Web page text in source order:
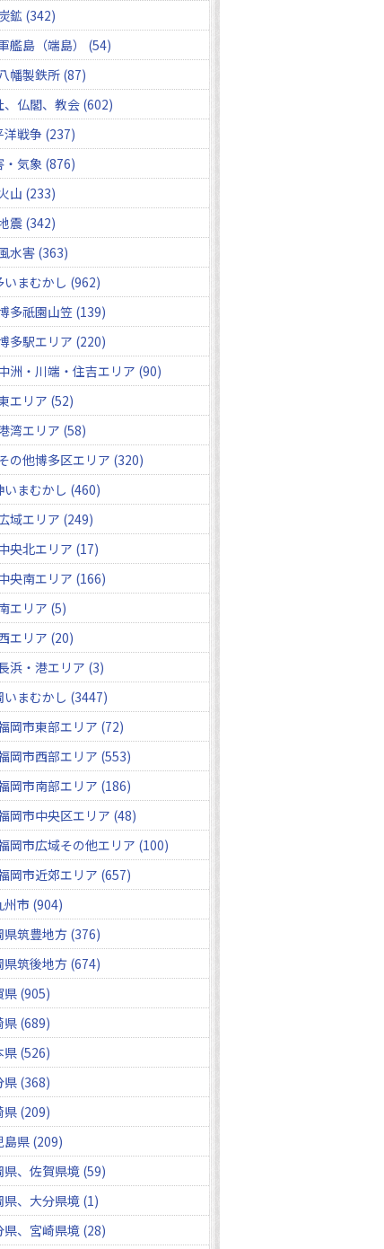
鉱 (342)
艦島（端島） (54)
幡製鉄所 (87)
、仏閣、教会 (602)
洋戦争 (237)
・気象 (876)
山 (233)
震 (342)
水害 (363)
いまむかし (962)
多祇園山笠 (139)
多駅エリア (220)
洲・川端・住吉エリア (90)
エリア (52)
湾エリア (58)
の他博多区エリア (320)
いまむかし (460)
域エリア (249)
央北エリア (17)
央南エリア (166)
エリア (5)
エリア (20)
浜・港エリア (3)
いまむかし (3447)
岡市東部エリア (72)
岡市西部エリア (553)
岡市南部エリア (186)
岡市中央区エリア (48)
岡市広域その他エリア (100)
岡市近郊エリア (657)
州市 (904)
県筑豊地方 (376)
県筑後地方 (674)
県 (905)
県 (689)
県 (526)
県 (368)
県 (209)
島県 (209)
県、佐賀県境 (59)
県、大分県境 (1)
県、宮崎県境 (28)